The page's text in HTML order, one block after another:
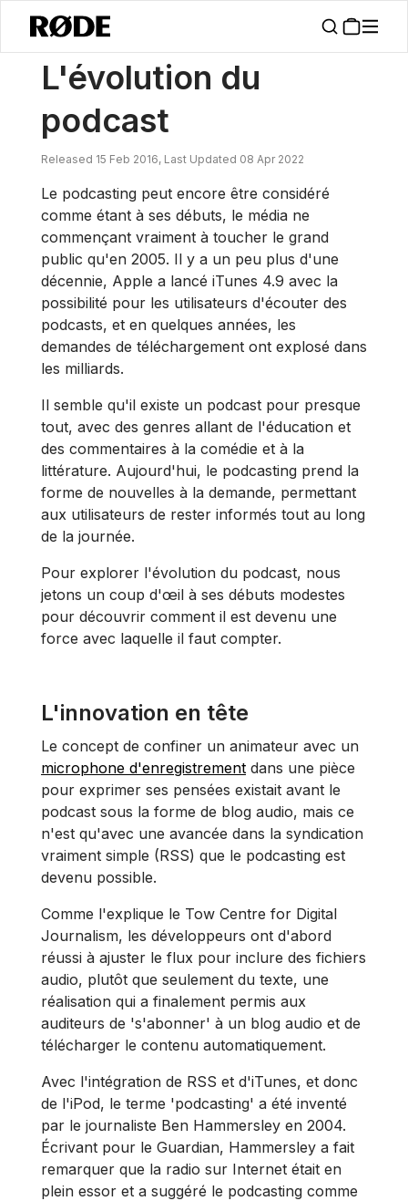
Nouvelles / L'évolution Du Podcast
L'évolution du
podcast
Released 15 Feb 2016, Last Updated 08 Apr 2022
Le podcasting peut encore être considéré
comme étant à ses débuts, le média ne
commençant vraiment à toucher le grand
public qu'en 2005. Il y a un peu plus d'une
décennie, Apple a lancé iTunes 4.9 avec la
possibilité pour les utilisateurs d'écouter des
podcasts, et en quelques années, les
demandes de téléchargement ont explosé dans
les milliards.
Il semble qu'il existe un podcast pour presque
tout, avec des genres allant de l'éducation et
des commentaires à la comédie et à la
littérature. Aujourd'hui, le podcasting prend la
forme de nouvelles à la demande, permettant
aux utilisateurs de rester informés tout au long
de la journée.
Pour explorer l'évolution du podcast, nous
jetons un coup d'œil à ses débuts modestes
pour découvrir comment il est devenu une
force avec laquelle il faut compter.
L'innovation en tête
Le concept de confiner un animateur avec un
microphone d'enregistrement dans une pièce
pour exprimer ses pensées existait avant le
podcast sous la forme de blog audio, mais ce
n'est qu'avec une avancée dans la syndication
vraiment simple (RSS) que le podcasting est
devenu possible.
Comme l'explique le Tow Centre for Digital
Journalism, les développeurs ont d'abord
réussi à ajuster le flux pour inclure des fichiers
audio, plutôt que seulement du texte, une
réalisation qui a finalement permis aux
auditeurs de 's'abonner' à un blog audio et de
télécharger le contenu automatiquement.
Avec l'intégration de RSS et d'iTunes, et donc
de l'iPod, le terme 'podcasting' a été inventé
par le journaliste Ben Hammersley en 2004.
Écrivant pour le Guardian, Hammersley a fait
remarquer que la radio sur Internet était en
plein essor et a suggéré le podcasting comme